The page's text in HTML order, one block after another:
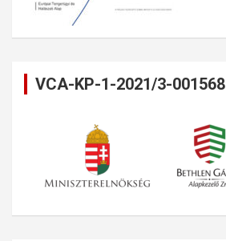
VCA-KP-1-2021/3-001568